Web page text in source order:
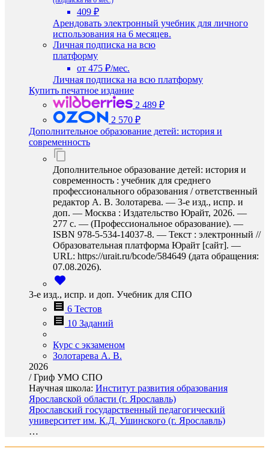
409 ₽
Арендовать электронный учебник для личного
использования на 6 месяцев.
Личная подписка на всю
платформу
от 475 ₽/мес.
Личная подписка на всю платформу
Купить печатное издание
2 489 ₽
2 570 ₽
Дополнительное образование детей: история и
современность
Дополнительное образование детей: история и
современность : учебник для среднего
профессионального образования / ответственный
редактор А. В. Золотарева. — 3-е изд., испр. и
доп. — Москва : Издательство Юрайт, 2026. —
277 с. — (Профессиональное образование). —
ISBN 978-5-534-14037-8. — Текст : электронный //
Образовательная платформа Юрайт [сайт]. —
URL: https://urait.ru/bcode/584649 (дата обращения:
07.08.2026).
3-е изд., испр. и доп. Учебник для СПО
6 Тестов
10 Заданий
Курс с экзаменом
Золотарева А. В.
2026
/Гриф УМО СПО
Научная школа: Институт развития образования
Ярославской области (г. Ярославль)
Ярославский государственный педагогический
университет им. К.Д. Ушинского (г. Ярославль)
…